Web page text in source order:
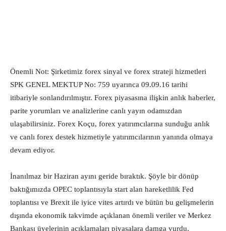
Önemli Not: Şirketimiz forex sinyal ve forex strateji hizmetleri
SPK GENEL MEKTUP No: 759 uyarınca 09.09.16 tarihi
itibariyle sonlandırılmıştır. Forex piyasasına ilişkin anlık haberler,
parite yorumları ve analizlerine canlı yayın odamızdan
ulaşabilirsiniz. Forex Koçu, forex yatırımcılarına sunduğu anlık
ve canlı forex destek hizmetiyle yatırımcılarının yanında olmaya
devam ediyor.
İnanılmaz bir Haziran ayını geride bıraktık. Şöyle bir dönüp
baktığımızda OPEC toplantısıyla start alan hareketlilik Fed
toplantısı ve Brexit ile iyice vites artırdı ve bütün bu gelişmelerin
dışında ekonomik takvimde açıklanan önemli veriler ve Merkez
Bankası üyelerinin açıklamaları piyasalara damga vurdu.